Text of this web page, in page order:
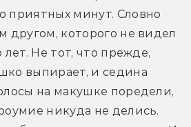
приятных минут. Словно
другом, которого не видел
лет. Не тот, что прежде,
выпирает, и седина
на макушке поредели,
никуда не делись.